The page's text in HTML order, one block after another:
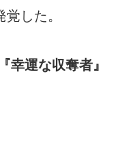
した。
運な収奪者』